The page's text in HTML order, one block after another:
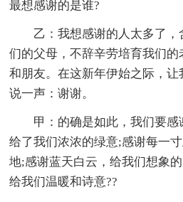
最想感谢的是谁?
乙：我想感谢的人太多了
们的父母，不辞辛劳培育我们
和朋友。在这新年伊始之际，让
说一声：谢谢。
甲：的确是如此，我们要
给了我们浓浓的绿意;感谢每一
地;感谢蓝天白云，给我们想象
给我们温暖和诗意??